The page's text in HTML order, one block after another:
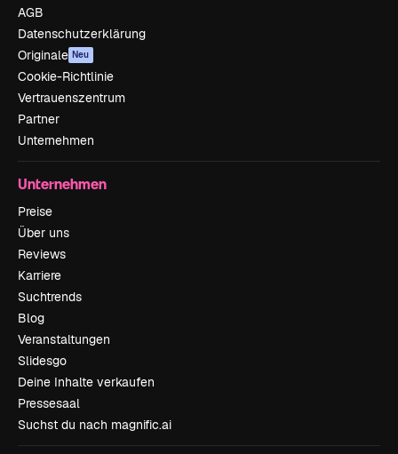
AGB
Datenschutzerklärung
Originale Neu
Cookie-Richtlinie
Vertrauenszentrum
Partner
Unternehmen
Unternehmen
Preise
Über uns
Reviews
Karriere
Suchtrends
Blog
Veranstaltungen
Slidesgo
Deine Inhalte verkaufen
Pressesaal
Suchst du nach magnific.ai